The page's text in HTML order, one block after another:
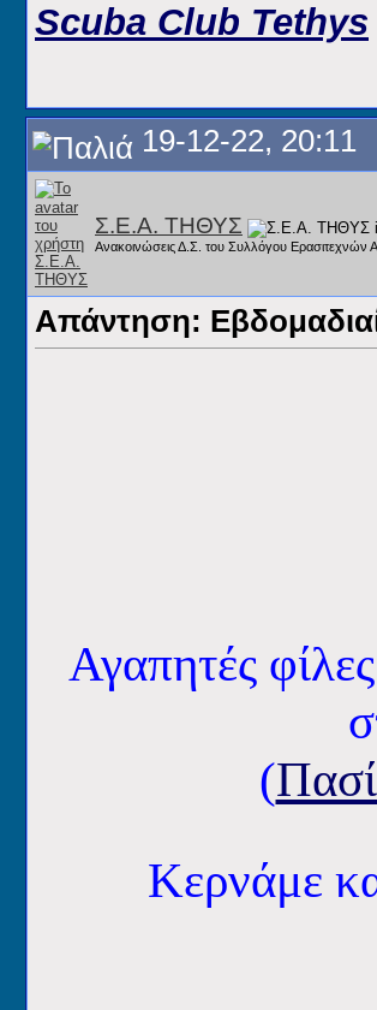
Scuba Club Tethys
19-12-22, 20:11
Σ.Ε.Α. ΤΗΘΥΣ
Ανακοινώσεις Δ.Σ. του Συλλόγου
Απάντηση:
Αγαπητές
(
Κερνάμε